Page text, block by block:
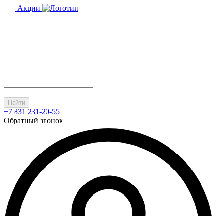
Акции
Найти
+7 831 231-20-55
Обратный звонок